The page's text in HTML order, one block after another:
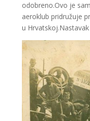
odobreno.Ovo je
aeroklub pridružuje
u